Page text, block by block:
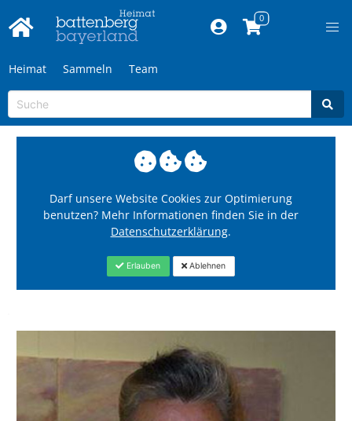
Heimat Sammeln Team
Darf unsere Website Cookies zur Optimierung
benutzen? Mehr Informationen finden Sie in der
Datenschutzerklärung.
Erlauben Ablehnen